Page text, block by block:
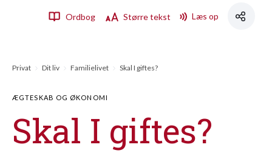
Ordbog Større tekst Læs op
Privat Dit liv Familielivet Skal I giftes?
ÆGTESKAB OG ØKONOMI
Skal I giftes?